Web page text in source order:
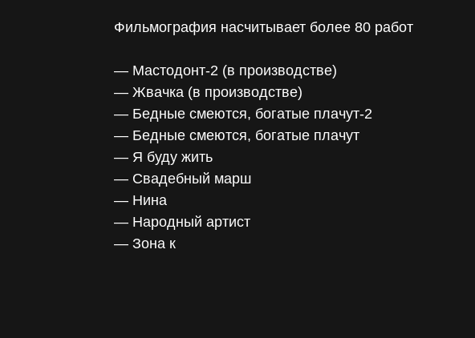
Фильмография насчитывает более 80 работ
— Мастодонт-2 (в производстве)
— Жвачка (в производстве)
— Бедные смеются, богатые плачут-2
— Бедные смеются, богатые плачут
— Я буду жить
— Свадебный марш
— Нина
— Народный артист
— Зона к